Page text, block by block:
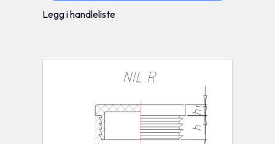
Legg i handleliste